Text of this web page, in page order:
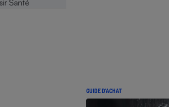
GUIDE D'ACHAT